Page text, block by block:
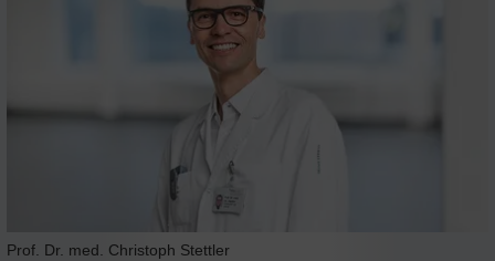
Prof. Dr. med. Christoph Stettler